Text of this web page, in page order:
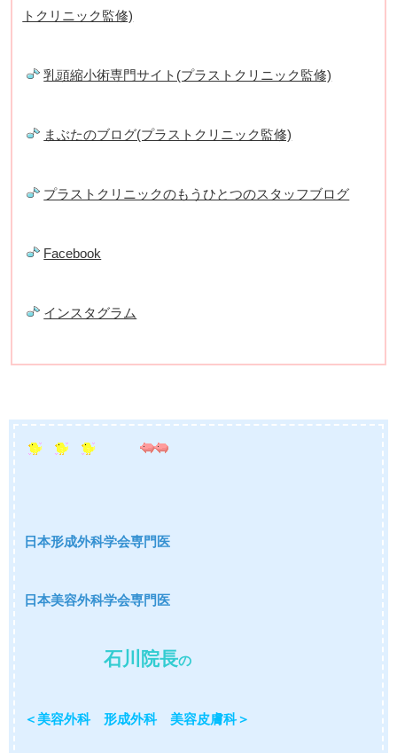
トクリニック監修)
乳頭縮小術専門サイト(プラストクリニック監修)
まぶたのブログ(プラストクリニック監修)
プラストクリニックのもうひとつのスタッフブログ
Facebook
インスタグラム
日本形成外科学会専門医
日本美容外科学会専門医
石川院長の
＜美容外科 形成外科 美容皮膚科＞